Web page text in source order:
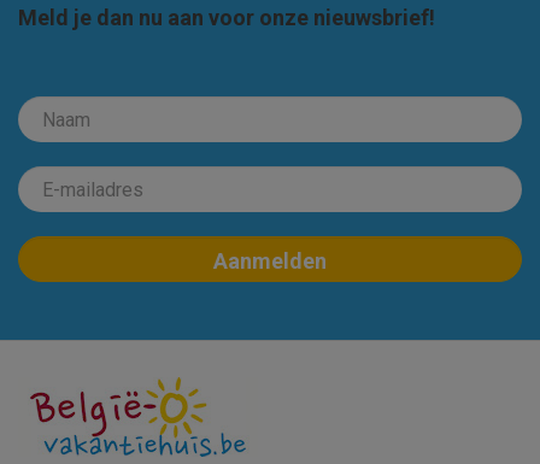
Meld je dan nu aan voor onze nieuwsbrief!